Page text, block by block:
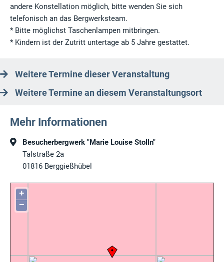
andere Konstellation möglich, bitte wenden Sie sich
telefonisch an das Bergwerksteam.
* Bitte möglichst Taschenlampen mitbringen.
* Kindern ist der Zutritt untertage ab 5 Jahre gestattet.
Weitere Termine dieser Veranstaltung
Weitere Termine an diesem Veranstaltungsort
Mehr Informationen
Besucherbergwerk "Marie Louise Stolln"
Talstraße 2a
01816 Berggießhübel
+
−